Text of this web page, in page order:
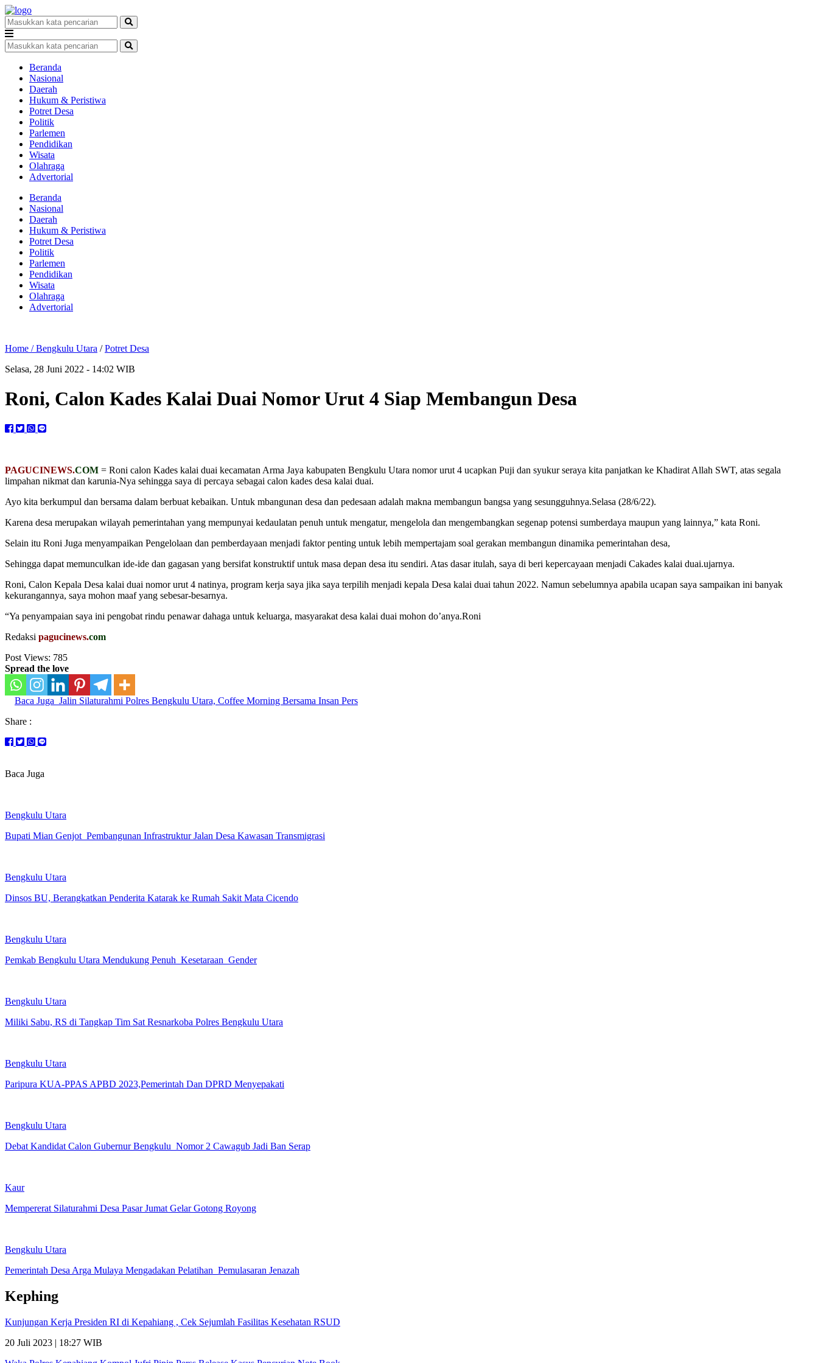
Beranda
Nasional
Daerah
Hukum & Peristiwa
Potret Desa
Politik
Parlemen
Pendidikan
Wisata
Olahraga
Advertorial
Beranda
Nasional
Daerah
Hukum & Peristiwa
Potret Desa
Politik
Parlemen
Pendidikan
Wisata
Olahraga
Advertorial
Home /Bengkulu Utara /Potret Desa
Selasa, 28 Juni 2022 - 14:02 WIB
Roni, Calon Kades Kalai Duai Nomor Urut 4 Siap Membangun Desa
PAGUCINEWS.COM = Roni calon Kades kalai duai kecamatan Arma Jaya kabupaten Bengkulu Utara nomor urut 4 ucapkan Puji dan syukur seraya kita panjatkan ke Khadirat Allah SWT, atas segala
limpahan nikmat dan karunia-Nya sehingga saya di percaya sebagai calon kades desa kalai duai.
Ayo kita berkumpul dan bersama dalam berbuat kebaikan. Untuk mbangunan desa dan pedesaan adalah makna membangun bangsa yang sesungguhnya.Selasa (28/6/22).
Karena desa merupakan wilayah pemerintahan yang mempunyai kedaulatan penuh untuk mengatur, mengelola dan mengembangkan segenap potensi sumberdaya maupun yang lainnya,” kata Roni.
Selain itu Roni Juga menyampaikan Pengelolaan dan pemberdayaan menjadi faktor penting untuk lebih mempertajam soal gerakan membangun dinamika pemerintahan desa,
Sehingga dapat memunculkan ide-ide dan gagasan yang bersifat konstruktif untuk masa depan desa itu sendiri. Atas dasar itulah, saya di beri kepercayaan menjadi Cakades kalai duai.ujarnya.
Roni, Calon Kepala Desa kalai duai nomor urut 4 natinya, program kerja saya jika saya terpilih menjadi kepala Desa kalai duai tahun 2022. Namun sebelumnya apabila ucapan saya sampaikan ini banyak
kekurangannya, saya mohon maaf yang sebesar-besarnya.
“Ya penyampaian saya ini pengobat rindu penawar dahaga untuk keluarga, masyarakat desa kalai duai mohon do’anya.Roni
Redaksi pagucinews.com
Post Views: 785
Spread the love
Baca Juga Jalin Silaturahmi Polres Bengkulu Utara, Coffee Morning Bersama Insan Pers
Share :
Baca Juga
Bengkulu Utara
Bupati Mian Genjot Pembangunan Infrastruktur Jalan Desa Kawasan Transmigrasi
Bengkulu Utara
Dinsos BU, Berangkatkan Penderita Katarak ke Rumah Sakit Mata Cicendo
Bengkulu Utara
Pemkab Bengkulu Utara Mendukung Penuh Kesetaraan Gender
Bengkulu Utara
Miliki Sabu, RS di Tangkap Tim Sat Resnarkoba Polres Bengkulu Utara
Bengkulu Utara
Paripura KUA-PPAS APBD 2023,Pemerintah Dan DPRD Menyepakati
Bengkulu Utara
Debat Kandidat Calon Gubernur Bengkulu Nomor 2 Cawagub Jadi Ban Serap
Kaur
Mempererat Silaturahmi Desa Pasar Jumat Gelar Gotong Royong
Bengkulu Utara
Pemerintah Desa Arga Mulaya Mengadakan Pelatihan Pemulasaran Jenazah
Kephing
Kunjungan Kerja Presiden RI di Kepahiang , Cek Sejumlah Fasilitas Kesehatan RSUD
20 Juli 2023 | 18:27 WIB